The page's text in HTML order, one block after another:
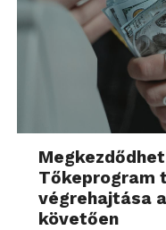
Tőkeprogram
végrehajtása
követően